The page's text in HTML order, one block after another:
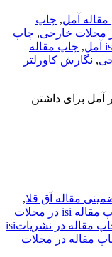
آمل, چاپ
, چاپ
, چاپ مقاله
, نگارش کاورلتر
آمل برای داشتن
مقاله آق قلا,
چاپ مقاله isi در مجلات
چاپ مقاله در نشریاتisi
مقاله در مجلات